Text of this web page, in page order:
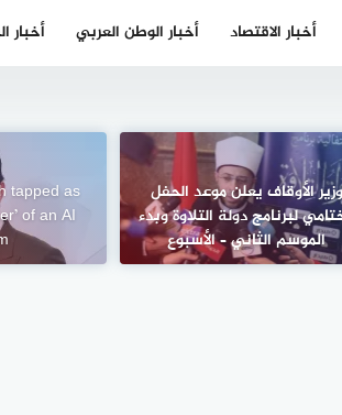
أخبار الاقتصاد أخبار الوطن العربي أخبار
وزير الأوقاف يعلن موعد الحفل
لبرنامج دولة التلاوة وبدء
الموسم الثاني – الأسبوع
tapped as
of an AI